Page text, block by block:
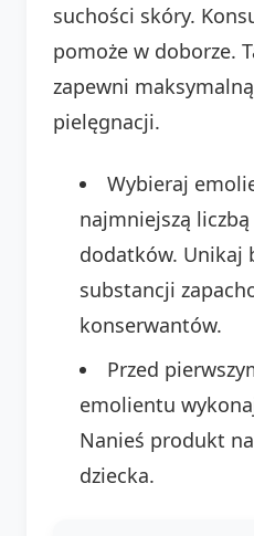
suchości skóry.
pomoże w doborze.
zapewni
pielęgnacji.
Wybieraj
najmniejszą
dodatków. Unikaj
substancji
konserwantów.
Przed
emolientu
Nanieś produkt
dziecka.